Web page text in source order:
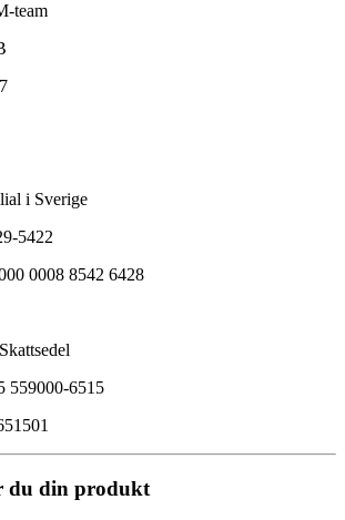
team
i Sverige
5422
0008 8542 6428
559000-6515
du din produkt